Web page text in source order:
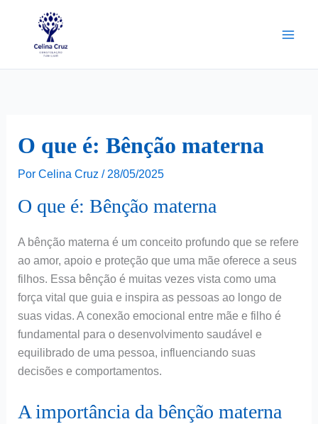
O que é: Bênção materna
Por Celina Cruz / 28/05/2025
O que é: Bênção materna
A bênção materna é um conceito profundo que se refere
ao amor, apoio e proteção que uma mãe oferece a seus
filhos. Essa bênção é muitas vezes vista como uma
força vital que guia e inspira as pessoas ao longo de
suas vidas. A conexão emocional entre mãe e filho é
fundamental para o desenvolvimento saudável e
equilibrado de uma pessoa, influenciando suas
decisões e comportamentos.
A importância da bênção materna